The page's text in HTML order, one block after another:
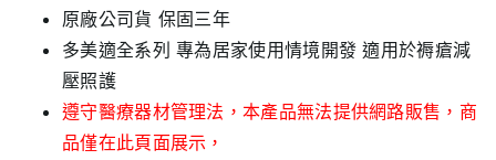
原廠公司貨 保固三年
多美適全系列 專為居家使用情境開發 適用於褥瘡減
壓照護
遵守醫療器材管理法，本產品無法提供網路販售，商
品僅在此頁面展示，